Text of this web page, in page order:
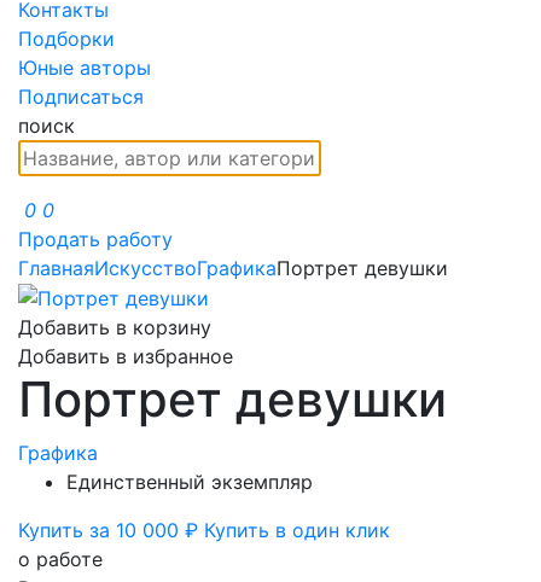
Контакты
Подборки
Юные авторы
Подписаться
поиск
0 0
Продать работу
ГлавнаяИскусствоГрафикаПортрет девушки
Добавить в корзину
Добавить в избранное
Портрет девушки
Графика
Единственный экземпляр
Купить за 10 000 ₽ Купить в один клик
о работе